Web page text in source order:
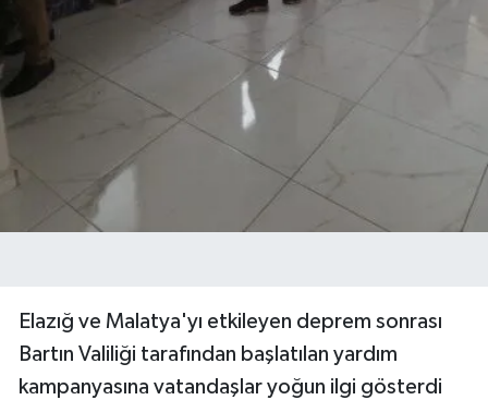
Elazığ ve Malatya'yı etkileyen deprem sonrası
Bartın Valiliği tarafından başlatılan yardım
kampanyasına vatandaşlar yoğun ilgi gösterdi